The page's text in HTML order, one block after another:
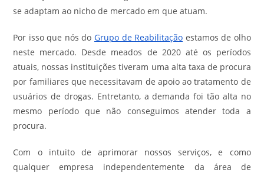
se adaptam ao nicho de mercado em que atuam.
Por isso que nós do Grupo de Reabilitação estamos de olho
neste mercado. Desde meados de 2020 até os períodos
atuais, nossas instituições tiveram uma alta taxa de procura
por familiares que necessitavam de apoio ao tratamento de
usuários de drogas. Entretanto, a demanda foi tão alta no
mesmo período que não conseguimos atender toda a
procura.
Com o intuito de aprimorar nossos serviços, e como
qualquer empresa independentemente da área de